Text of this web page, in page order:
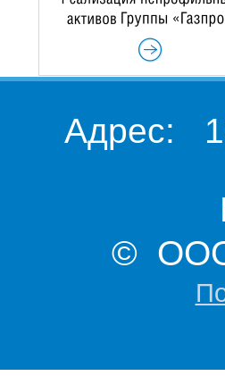
Адрес:
© ООО